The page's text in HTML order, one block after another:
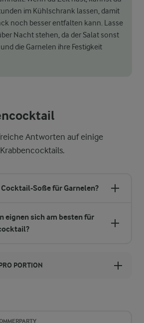
im Kühlschrank lassen, damit
noch besser entfalten kann. Lasse
Nacht stehen, da der Salat sonst
die Garnelen ihre Festigkeit
Antworten auf einige
Soße für Garnelen?
eignen sich am besten für
PORTION